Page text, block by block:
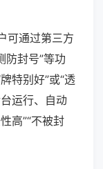
可通过第三方
防封号”等功
特别好”或“透
运行、自动
高”“不被封